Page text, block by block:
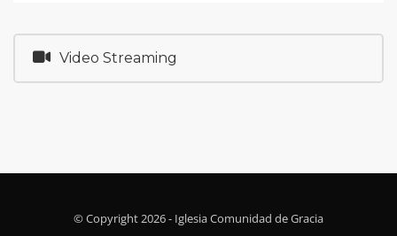
Video Streaming
© Copyright 2026 - Iglesia Comunidad de Gracia